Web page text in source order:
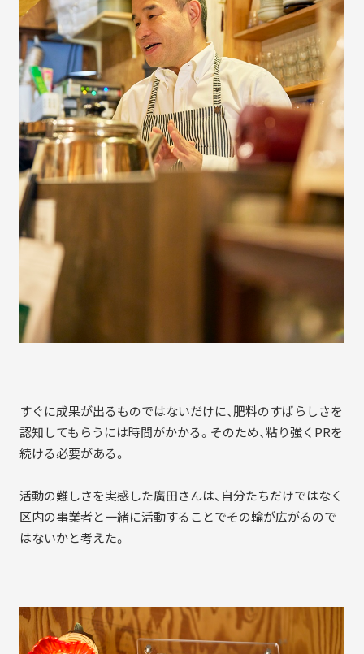
すぐに成果が出るものではないだけに、肥料のすばらしさを
認知してもらうには時間がかかる。そのため、粘り強くPRを
続ける必要がある。
活動の難しさを実感した廣田さんは、自分たちだけではなく
区内の事業者と一緒に活動することでその輪が広がるので
はないかと考えた。